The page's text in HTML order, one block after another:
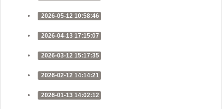
2026-05-12 10:58:46
2026-04-13 17:15:07
2026-03-12 15:17:35
2026-02-12 14:14:21
2026-01-13 14:02:12